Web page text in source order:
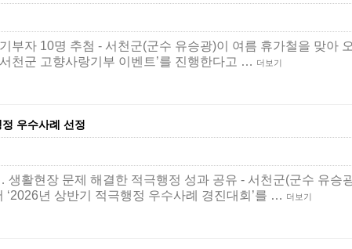
부자 10명 추첨 - 서천군(군수 유승광)이 여름 휴가철을 맞아
천군 고향사랑기부 이벤트’를 진행한다고 … 더보기
우수사례 선정
생활현장 문제 해결한 적극행정 성과 공유 - 서천군(군수 유승
‘2026년 상반기 적극행정 우수사례 경진대회’를 … 더보기